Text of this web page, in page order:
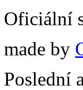
Oficiální
made by
Poslední